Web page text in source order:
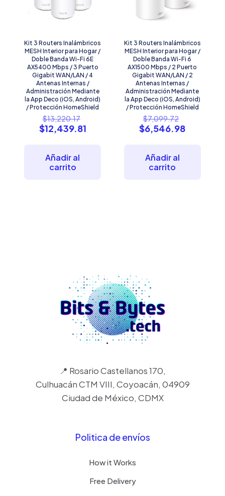
Kit 3 Routers Inalámbricos
MESH Interior para Hogar /
Doble Banda Wi-Fi 6E
AX5400 Mbps / 3 Puerto
Gigabit WAN/LAN / 4
Antenas Internas /
Administración Mediante
la App Deco (iOS, Android)
/ Protección HomeShield
$13,220.17
precio
$12,439.81El
Añadir al
carrito
Kit 3 Routers Inalámbricos
MESH Interior para Hogar /
Doble Banda Wi-Fi 6
AX1500 Mbps / 2 Puerto
Gigabit WAN/LAN / 2
Antenas Internas /
Administración Mediante
la App Deco (iOS, Android)
/ Protección HomeShield
$7,099.72
precio
$6,546.98El
Añadir al
carrito
📍 Rosario Castellanos 170,
Culhuacán CTM VIII, Coyoacán, 04909
Ciudad de México, CDMX
Politica de envíos
How it Works
Free Delivery